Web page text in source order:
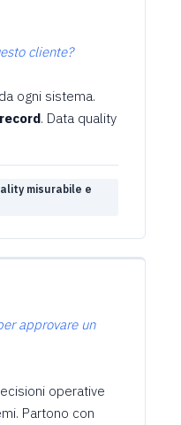
cliente?
ogni sistema.
. Data quality
misurabile e
approvare un
operative
Partono con